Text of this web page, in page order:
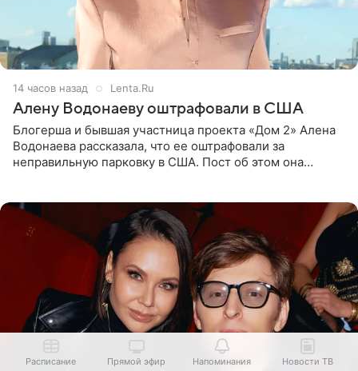
14 часов назад Lenta.Ru
Алену Водонаеву оштрафовали в США
Блогерша и бывшая участница проекта «Дом 2» Алена
Водонаева рассказала, что ее оштрафовали за
неправильную парковку в США. Пост об этом она
Расписание Прямой эфир Напоминания Новости ТВ